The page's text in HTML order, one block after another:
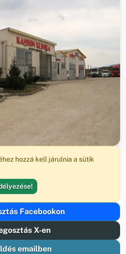
hozzá kell járulnia a sütik
Facebookon
X-en
emailben